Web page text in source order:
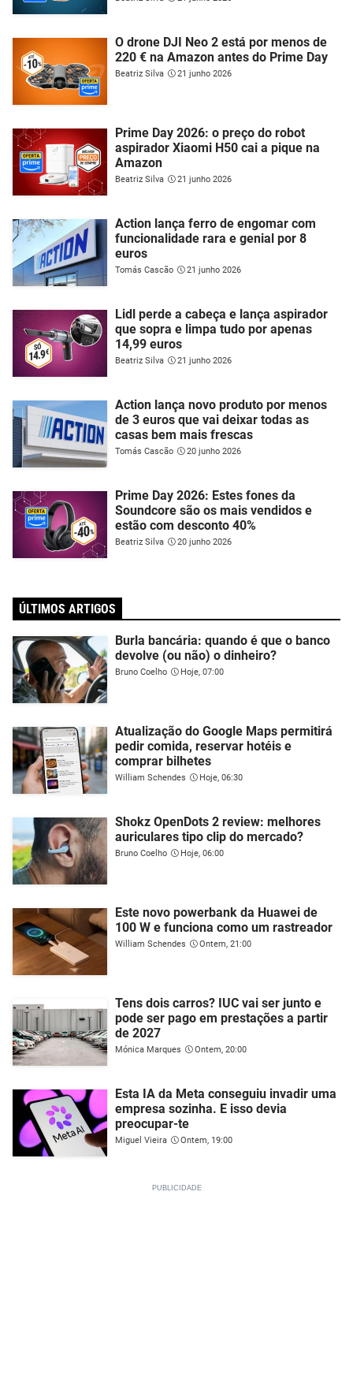
O drone DJI Neo 2 está por menos de
220 € na Amazon antes do Prime Day
Beatriz Silva 21 junho 2026
Prime Day 2026: o preço do robot
aspirador Xiaomi H50 cai a pique na
Amazon
Beatriz Silva 21 junho 2026
Action lança ferro de engomar com
funcionalidade rara e genial por 8
euros
Tomás Cascão 21 junho 2026
Lidl perde a cabeça e lança aspirador
que sopra e limpa tudo por apenas
14,99 euros
Beatriz Silva 21 junho 2026
Action lança novo produto por menos
de 3 euros que vai deixar todas as
casas bem mais frescas
Tomás Cascão 20 junho 2026
Prime Day 2026: Estes fones da
Soundcore são os mais vendidos e
estão com desconto 40%
Beatriz Silva 20 junho 2026
ÚLTIMOS ARTIGOS
Burla bancária: quando é que o banco
devolve (ou não) o dinheiro?
Bruno Coelho Hoje, 07:00
Atualização do Google Maps permitirá
pedir comida, reservar hotéis e
comprar bilhetes
William Schendes Hoje, 06:30
Shokz OpenDots 2 review: melhores
auriculares tipo clip do mercado?
Bruno Coelho Hoje, 06:00
Este novo powerbank da Huawei de
100 W e funciona como um rastreador
William Schendes Ontem, 21:00
Tens dois carros? IUC vai ser junto e
pode ser pago em prestações a partir
de 2027
Mónica Marques Ontem, 20:00
Esta IA da Meta conseguiu invadir uma
empresa sozinha. E isso devia
preocupar-te
Miguel Vieira Ontem, 19:00